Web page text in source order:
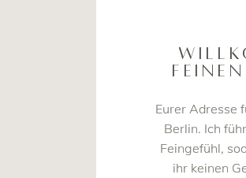
Eurer Adresse
Berlin. Ich
Feingefühl,
ihr keinen